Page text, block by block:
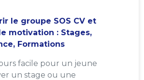
le groupe SOS CV et
motivation : Stages,
Formations
facile pour un jeune
un stage ou une